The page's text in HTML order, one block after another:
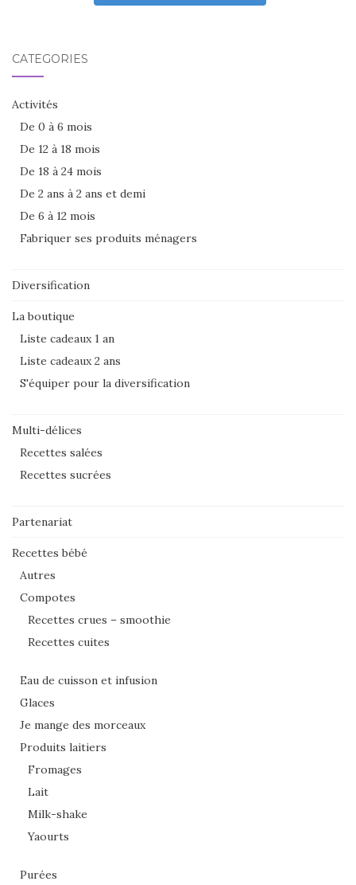
CATÉGORIES
Activités
De 0 à 6 mois
De 12 à 18 mois
De 18 à 24 mois
De 2 ans à 2 ans et demi
De 6 à 12 mois
Fabriquer ses produits ménagers
Diversification
La boutique
Liste cadeaux 1 an
Liste cadeaux 2 ans
S'équiper pour la diversification
Multi-délices
Recettes salées
Recettes sucrées
Partenariat
Recettes bébé
Autres
Compotes
Recettes crues – smoothie
Recettes cuites
Eau de cuisson et infusion
Glaces
Je mange des morceaux
Produits laitiers
Fromages
Lait
Milk-shake
Yaourts
Purées